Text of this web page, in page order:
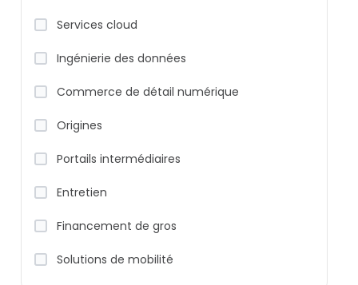
Services cloud
Ingénierie des données
Commerce de détail numérique
Origines
Portails intermédiaires
Entretien
Financement de gros
Solutions de mobilité